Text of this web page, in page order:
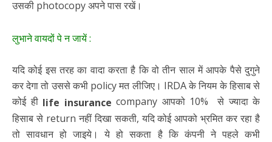
उसकी photocopy अपने पास रखें।
लुभाने वायदों पे न जायें :
यदि कोई इस तरह का वादा करता है कि वो तीन साल में आपके पैसे दुगुने
कर देगा तो उससे कभी policy मत लीजिए। IRDA के नियम के हिसाब से
कोई ही life insurance company आपको 10% से ज्यादा के
हिसाब से return नहीं दिखा सकती, यदि कोई आपको भ्रमित कर रहा है
तो सावधान हो जाइये। ये हो सकता है कि कंपनी ने पहले कभी